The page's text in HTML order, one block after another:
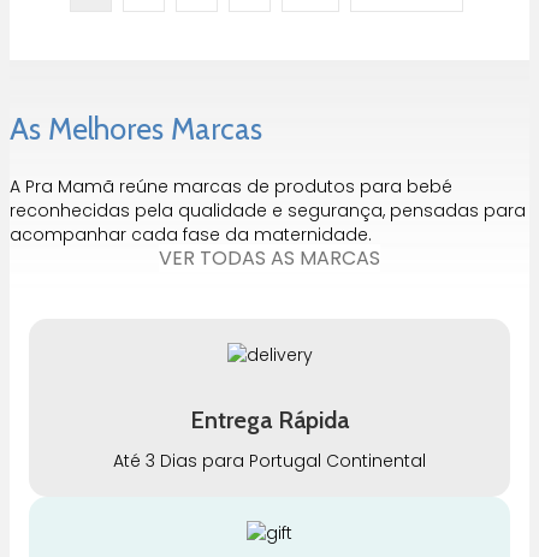
As Melhores Marcas
A Pra Mamã reúne marcas de produtos para bebé
reconhecidas pela qualidade e segurança, pensadas para
acompanhar cada fase da maternidade.
VER TODAS AS MARCAS
Entrega Rápida
Até 3 Dias para Portugal Continental